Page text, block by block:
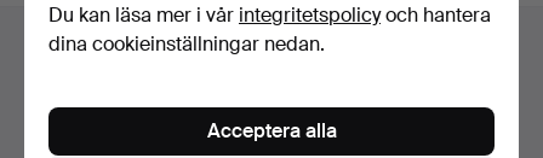
Sidfotsnavigation
Hjälp och kontakt
Alla auktionshus
Betalningsalternativ
Du kan läsa mer i vår integritetspolicyoch hantera
dina cookieinställningar nedan.
Acceptera alla